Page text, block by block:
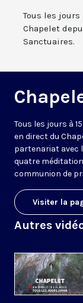
Tous les
Chapelet
Sanctuaires.
Tous les jours à
en direct du
partenariat avec
quatre
communion de
Visiter la
Autres